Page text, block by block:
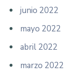
junio 2022
mayo 2022
abril 2022
marzo 2022